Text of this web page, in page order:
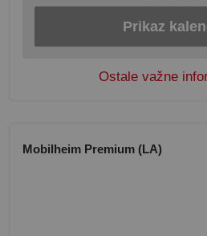
Prikaz
Ostale važne
Mobilheim Premium (LA)